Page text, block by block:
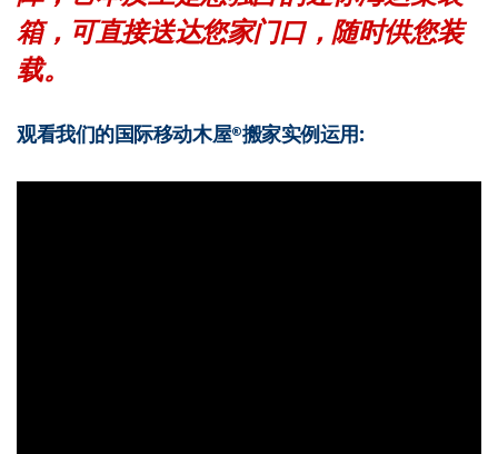
箱，可直接送达您家门口，随时供您装
载。
观看我们的国际移动木屋®搬家实例运用: